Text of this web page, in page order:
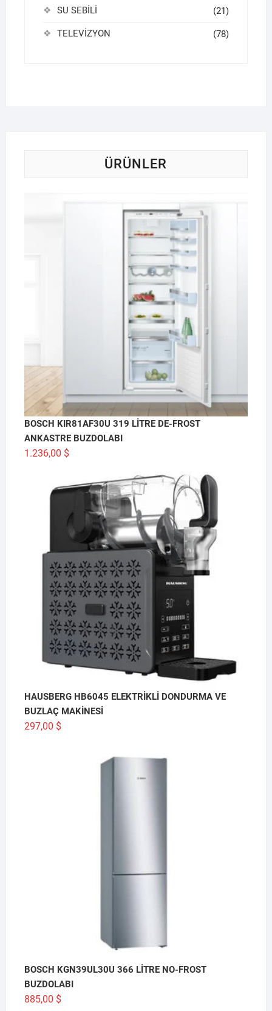
SU SEBİLİ (21)
TELEVİZYON (78)
ÜRÜNLER
BOSCH KIR81AF30U 319 LİTRE DE-FROST
ANKASTRE BUZDOLABI
1.236,00 $
HAUSBERG HB6045 ELEKTRİKLİ DONDURMA VE
BUZLAÇ MAKİNESİ
297,00 $
BOSCH KGN39UL30U 366 LİTRE NO-FROST
BUZDOLABI
885,00 $